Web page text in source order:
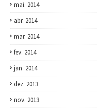
mai. 2014
abr. 2014
mar. 2014
fev. 2014
jan. 2014
dez. 2013
nov. 2013